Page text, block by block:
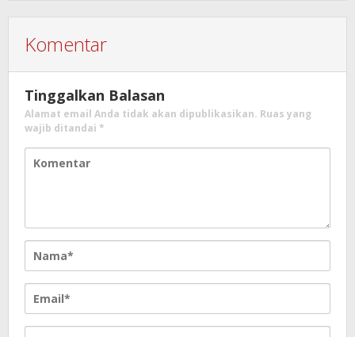
Komentar
Tinggalkan Balasan
Alamat email Anda tidak akan dipublikasikan. Ruas yang
wajib ditandai *